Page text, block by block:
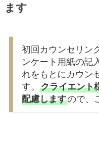
ます
初回カウンセリン
ンケート用紙の記
れをもとにカウン
す。 クライエント
配慮しますので、